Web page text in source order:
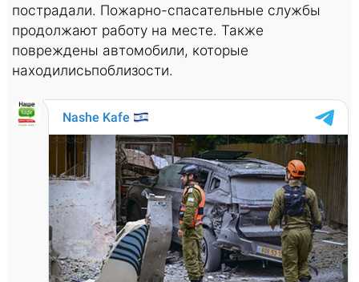
пострадали. Пожарно-спасательные службы
продолжают работу на месте. Также
повреждены автомобили, которые
находилисьпоблизости.